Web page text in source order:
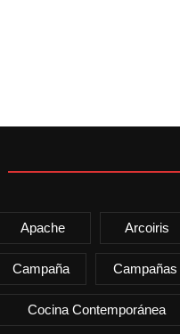
Apache Arcoiris
Campaña Campañas
Cocina Contemporánea